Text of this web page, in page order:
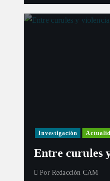
Investigación
Entre curules
Por Redacción CAM